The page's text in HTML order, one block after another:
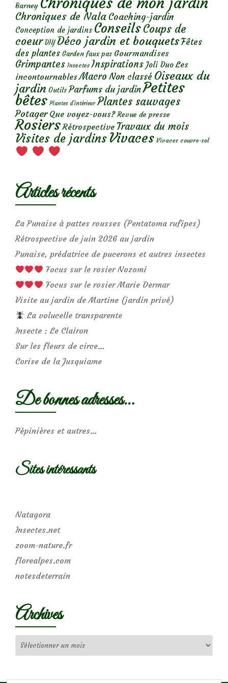
Barney
Chroniques de Nala Coaching-jardin
Conception de jardins ConseilsCoups de
coeur DIY Déco jardin et bouquetsFêtes
des plantes Garden faux pas Gourmandises
Grimpantes Insectes Inspirations Joli Duo Les
incontournables Macro Non classé Oiseaux du
jardin Outils Parfums du jardinPetites
bêtes Plantes d’intérieur Plantes sauvages
Potager Que voyez-vous? Revue de presse
Rosiers Rétrospective Travaux du mois
Visites de jardins Vivaces Vivaces couvre-sol
Articles récents
La Punaise à pattes rousses (Pentatoma rufipes)
Rétrospective de juin 2026 au jardin
Punaise, prédatrice de pucerons et autres insectes
Focus sur le rosier Nozomi
Focus sur le rosier Marie Dermar
Visite au jardin de Martine (jardin privé)
La volucelle transparente
Insecte : Le Clairon
Sur les fleurs de circe…
Corise de la Jusquiame
De bonnes adresses…
Pépinières et autres…
Sites intéressants
Natagora
Insectes.net
zoom-nature.fr
florealpes.com
notesdeterrain
Archives